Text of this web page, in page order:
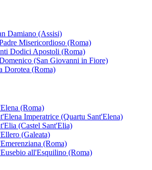
Damiano (Assisi)
Misericordioso (Roma)
Dodici Apostoli (Roma)
(San Giovanni in Fiore)
Dorotea (Roma)
(Roma)
Imperatrice (Quartu Sant'Elena)
(Castel Sant'Elia)
(Galeata)
(Roma)
all'Esquilino (Roma)